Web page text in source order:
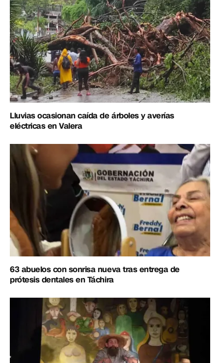
Lluvias ocasionan caída de árboles y averías
eléctricas en Valera
63 abuelos con sonrisa nueva tras entrega de
prótesis dentales en Táchira